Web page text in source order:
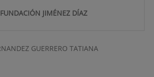
FUNDACIÓN JIMÉNEZ DÍAZ
GUERRERO TATIANA